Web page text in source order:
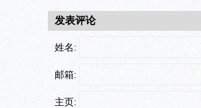
发表评论
姓名:
邮箱:
主页: